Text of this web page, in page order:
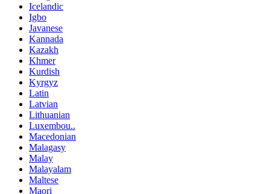
Icelandic
Igbo
Javanese
Kannada
Kazakh
Khmer
Kurdish
Kyrgyz
Latin
Latvian
Lithuanian
Luxembou..
Macedonian
Malagasy
Malay
Malayalam
Maltese
Maori